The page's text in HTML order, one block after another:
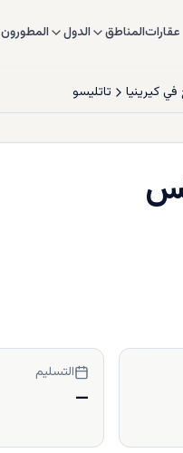
عقاراتالمناطق الدول المطورون
كيرينيا تاتليسو
التسليم
—